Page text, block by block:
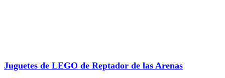
Juguetes de LEGO de Reptador de las Arenas